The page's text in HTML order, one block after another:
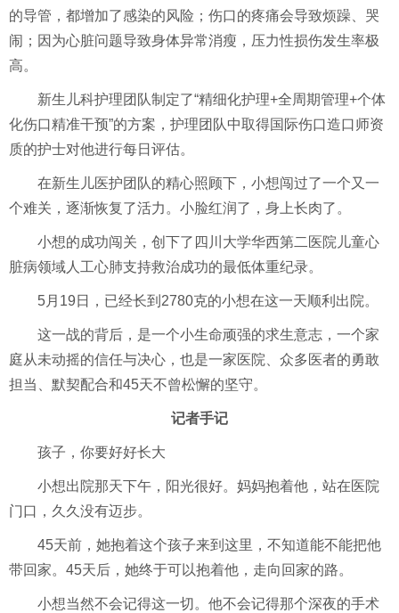
的导管，都增加了感染的风险；伤口的疼痛会导致烦躁、哭
闹；因为心脏问题导致身体异常消瘦，压力性损伤发生率极
高。
新生儿科护理团队制定了“精细化护理+全周期管理+个体
化伤口精准干预”的方案，护理团队中取得国际伤口造口师资
质的护士对他进行每日评估。
在新生儿医护团队的精心照顾下，小想闯过了一个又一
个难关，逐渐恢复了活力。小脸红润了，身上长肉了。
小想的成功闯关，创下了四川大学华西第二医院儿童心
脏病领域人工心肺支持救治成功的最低体重纪录。
5月19日，已经长到2780克的小想在这一天顺利出院。
这一战的背后，是一个小生命顽强的求生意志，一个家
庭从未动摇的信任与决心，也是一家医院、众多医者的勇敢
担当、默契配合和45天不曾松懈的坚守。
记者手记
孩子，你要好好长大
小想出院那天下午，阳光很好。妈妈抱着他，站在医院
门口，久久没有迈步。
45天前，她抱着这个孩子来到这里，不知道能不能把他
带回家。45天后，她终于可以抱着他，走向回家的路。
小想当然不会记得这一切。他不会记得那个深夜的手术